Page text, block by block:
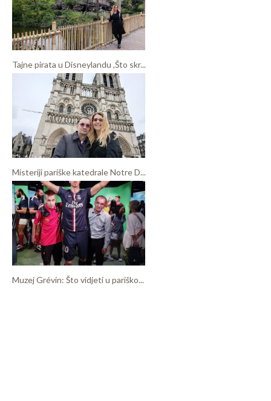
Tajne pirata u Disneylandu ,Što skr...
Misteriji pariške katedrale Notre D...
Muzej Grévin: Što vidjeti u pariško...